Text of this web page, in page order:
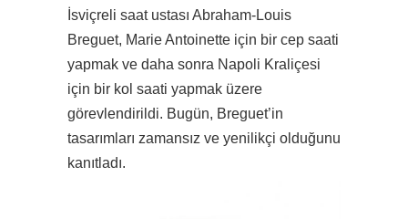
İsviçreli saat ustası Abraham-Louis
Breguet, Marie Antoinette için bir cep saati
yapmak ve daha sonra Napoli Kraliçesi
için bir kol saati yapmak üzere
görevlendirildi. Bugün, Breguet’in
tasarımları zamansız ve yenilikçi olduğunu
kanıtladı.